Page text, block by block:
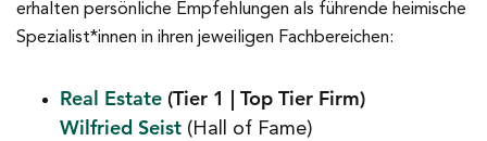
erhalten persönliche Empfehlungen als führende heimische
Spezialist*innen in ihren jeweiligen Fachbereichen:
Real Estate (Tier 1 | Top Tier Firm)
Wilfried Seist (Hall of Fame)